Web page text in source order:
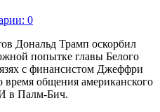
0
Дональд Трамп оскорбил
попытке главы Белого
с финансистом Джеффри
общения американского
в Палм-Бич.